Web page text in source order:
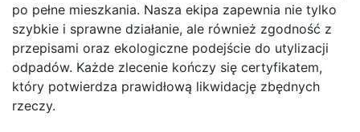
po pełne mieszkania. Nasza ekipa zapewnia nie tylko
szybkie i sprawne działanie, ale również zgodność z
przepisami oraz ekologiczne podejście do utylizacji
odpadów. Każde zlecenie kończy się certyfikatem,
który potwierdza prawidłową likwidację zbędnych
rzeczy.